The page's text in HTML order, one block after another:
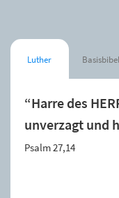
Luther Basisbibel
“Harre des
unverzagt und
Psalm 27,14